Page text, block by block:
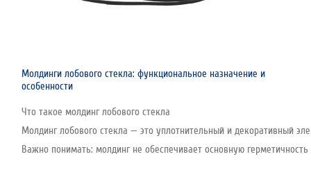
Молдинги лобового стекла: функциональное назначение и
особенности
Что такое молдинг лобового стекла
Молдинг лобового стекла — это уплотнительный и декоративный
Важно понимать: молдинг не обеспечивает основную